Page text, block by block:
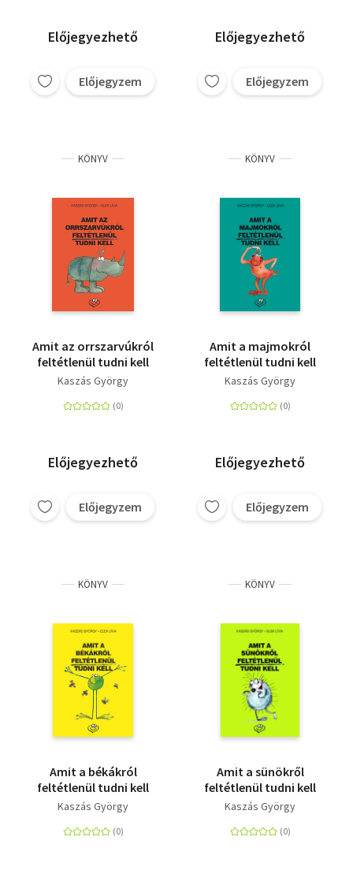
Előjegyezhető
Előjegyzem
Előjegyezhető
Előjegyzem
KÖNYV
Amit az orrszarvúkról
feltétlenül tudni kell
Kaszás György
Előjegyezhető
Előjegyzem
KÖNYV
Amit a majmokról
feltétlenül tudni kell
Kaszás György
Előjegyezhető
Előjegyzem
KÖNYV
Amit a békákról
feltétlenül tudni kell
Kaszás György
KÖNYV
Amit a sünökről
feltétlenül tudni kell
Kaszás György